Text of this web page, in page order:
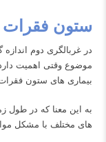
ستون فقرات
در غربالگری دوم
موضوع وقتی اهمیت دارد
بیماری های ستون
به این معنا که در
های مختلف با مشکل